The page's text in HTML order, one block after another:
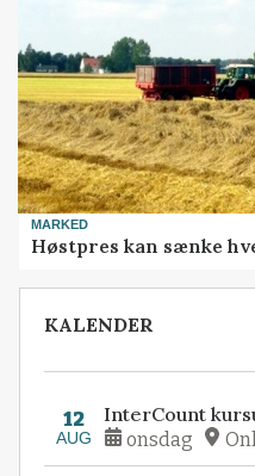
MARKED
Høstpres kan sænke
KALENDER
12
AUG
InterCount
onsdag